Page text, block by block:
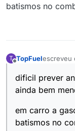
batismos no
T TopFuelescreveu
última
dificil prever
ainda bem
em carro a
batismos no